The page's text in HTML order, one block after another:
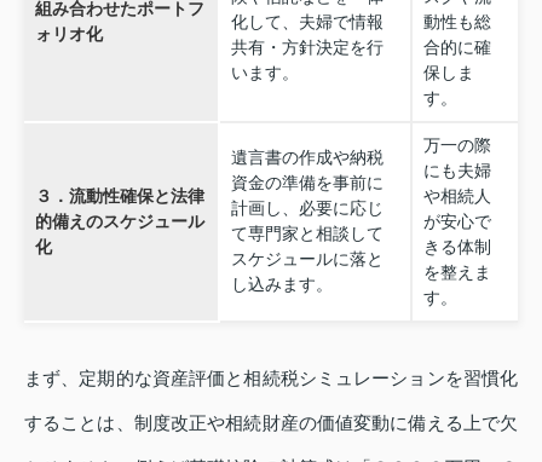
組み合わせたポートフ
ォリオ化
化して、夫婦で情報
共有・方針決定を行
います。
動性も総
合的に確
保しま
す。
３．流動性確保と法律
的備えのスケジュール
化
遺言書の作成や納税
資金の準備を事前に
計画し、必要に応じ
て専門家と相談して
スケジュールに落と
し込みます。
万一の際
にも夫婦
や相続人
が安心で
きる体制
を整えま
す。
まず、定期的な資産評価と相続税シミュレーションを習慣化
することは、制度改正や相続財産の価値変動に備える上で欠